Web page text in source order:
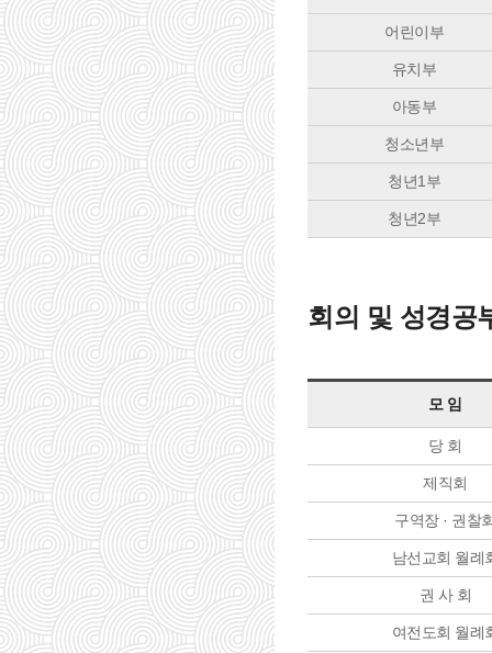
어린이부
유치부
아동부
청소년부
청년1부
청년2부
회의 및 성경공
모 임
당 회
제직회
구역장 · 권찰
남선교회 월례
권 사 회
여전도회 월례